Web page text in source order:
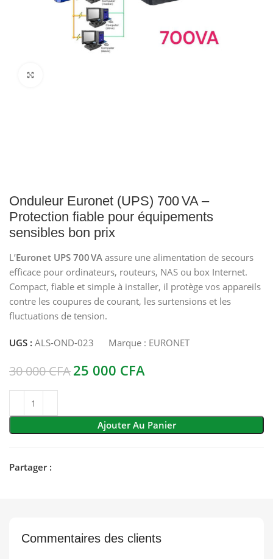
Onduleur Euronet (UPS) 700 VA –
Protection fiable pour équipements
sensibles bon prix
L’Euronet UPS 700 VA assure une alimentation de secours
efficace pour ordinateurs, routeurs, NAS ou box Internet.
Compact, fiable et simple à installer, il protège vos appareils
contre les coupures de courant, les surtensions et les
fluctuations de tension.
UGS : ALS-OND-023 Marque : EURONET
30 000CFA25 000 CFA
Ajouter Au Panier
Partager :
Commentaires des clients